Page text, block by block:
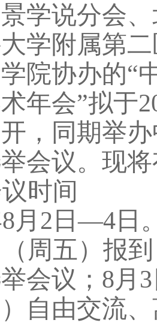
学说分会
学附属第
院协办的“
年会”拟于
，同期举
会议。现
时间
月2日—4日
周五）报到
会议；8月
自由交流